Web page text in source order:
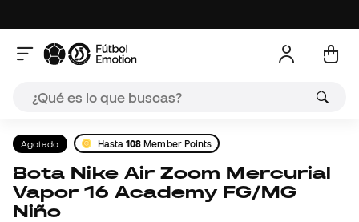
Agotado Hasta108 Member Points
Bota Nike Air Zoom Mercurial
Vapor 16 Academy FG/MG
Niño